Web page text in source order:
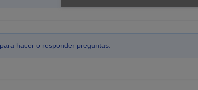
para hacer o responder preguntas.